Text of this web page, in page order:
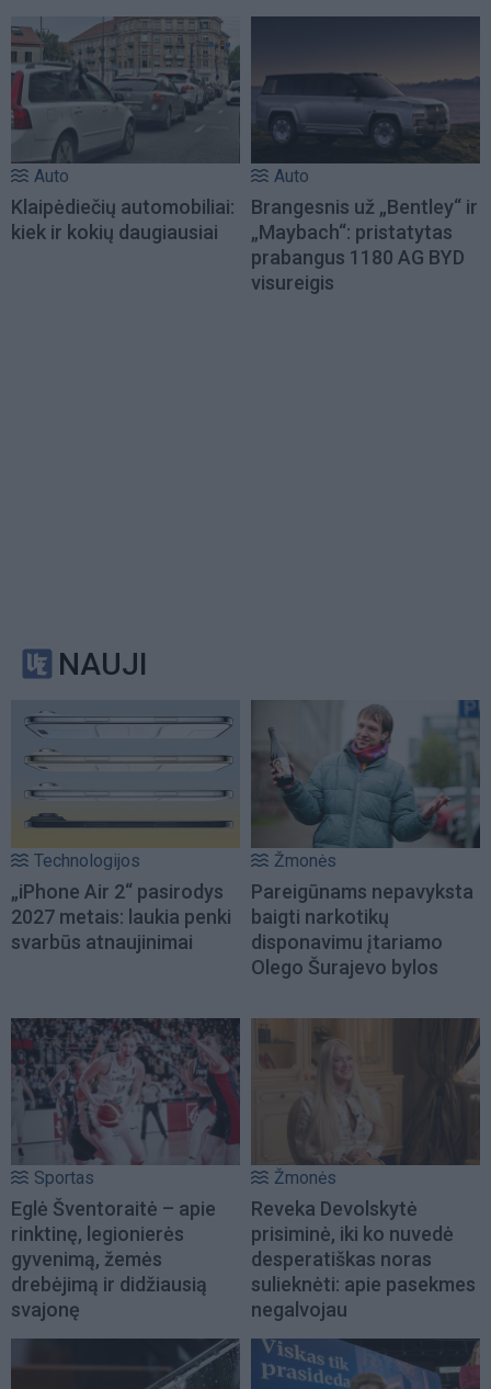
Auto
Klaipėdiečių automobiliai:
kiek ir kokių daugiausiai
Auto
Brangesnis už „Bentley“ ir
„Maybach“: pristatytas
prabangus 1180 AG BYD
visureigis
NAUJI
Technologijos
„iPhone Air 2“ pasirodys
2027 metais: laukia penki
svarbūs atnaujinimai
Žmonės
Pareigūnams nepavyksta
baigti narkotikų
disponavimu įtariamo
Olego Šurajevo bylos
Sportas
Eglė Šventoraitė – apie
rinktinę, legionierės
gyvenimą, žemės
drebėjimą ir didžiausią
svajonę
Žmonės
Reveka Devolskytė
prisiminė, iki ko nuvedė
desperatiškas noras
sulieknėti: apie pasekmes
negalvojau